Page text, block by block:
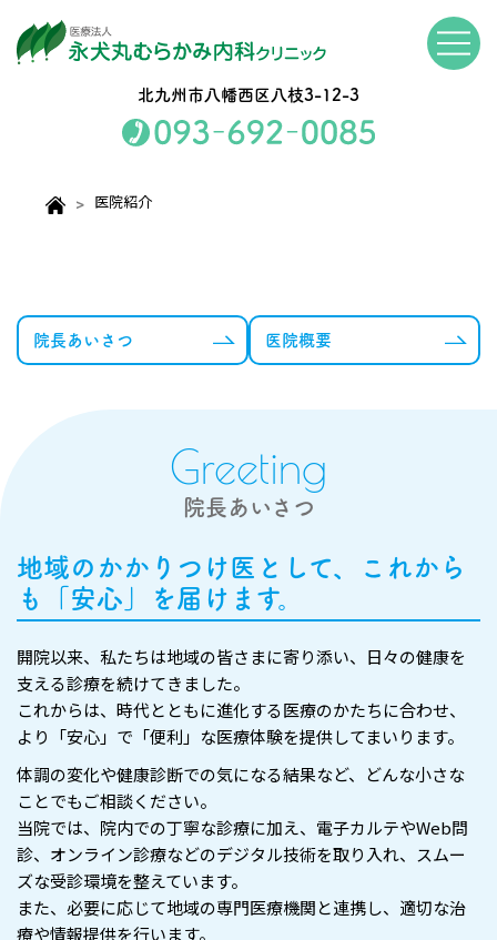
北九州市八幡西区八枝3-12-3
医院紹介
院長あいさつ 医院概要
Greeting
院長あいさつ
地域のかかりつけ医として、これから
も「安心」を届けます。
開院以来、私たちは地域の皆さまに寄り添い、日々の健康を
支える診療を続けてきました。
これからは、時代とともに進化する医療のかたちに合わせ、
より「安心」で「便利」な医療体験を提供してまいります。
体調の変化や健康診断での気になる結果など、どんな小さな
ことでもご相談ください。
当院では、院内での丁寧な診療に加え、電子カルテやWeb問
診、オンライン診療などのデジタル技術を取り入れ、スムー
ズな受診環境を整えています。
また、必要に応じて地域の専門医療機関と連携し、適切な治
療や情報提供を行います。